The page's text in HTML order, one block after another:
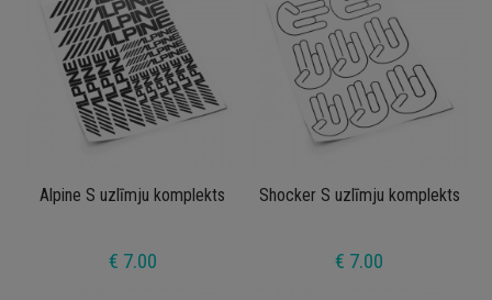
Alpine S uzlīmju komplekts
€ 7.00
Shocker S uzlīmju komplekts
€ 7.00